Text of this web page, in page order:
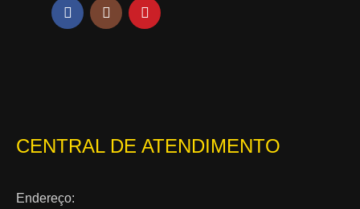
CENTRAL DE ATENDIMENTO
Endereço: